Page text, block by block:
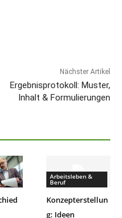
Nächster Artikel
Ergebnisprotokoll: Muster,
Inhalt & Formulierungen
Arbeitsleben &
Beruf
Konzepterstellun
g: Ideen